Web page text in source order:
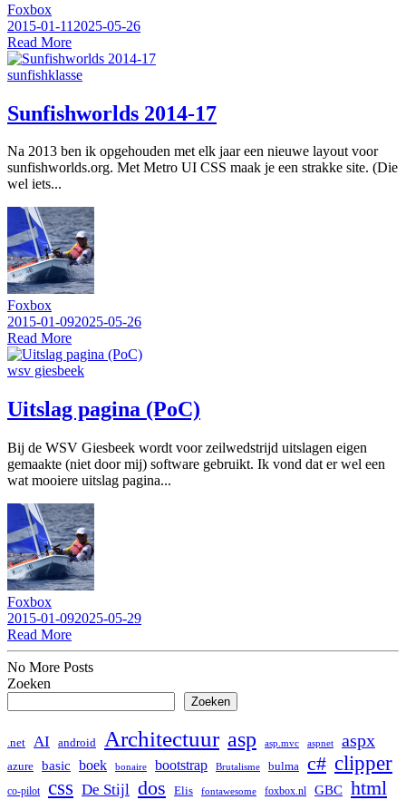
Foxbox
2015-01-11 2025-05-26
Read More
sunfishklasse
Sunfishworlds 2014-17
Na 2013 ben ik opgehouden met elk jaar een nieuwe layout voor
sunfishworlds.org. Met Metro UI CSS maak je een strakke site. (Die
wel iets...
Foxbox
2015-01-092025-05-26
Read More
wsv giesbeek
Uitslag pagina (PoC)
Bij de WSV Giesbeek wordt voor zeilwedstrijd uitslagen eigen
gemaakte (niet door mij) software gebruikt. Ik vond dat er wel een
wat mooiere uitslag pagina...
Foxbox
2015-01-092025-05-29
Read More
No More Posts
Zoeken
Zoeken
.net AI android Architectuur asp asp.mvc aspnet aspx
azure basic boek bonaire bootstrap Brutalisme bulma c# clipper
co-pilot css De Stijl dos Elis fontawesome foxbox.nl GBC html